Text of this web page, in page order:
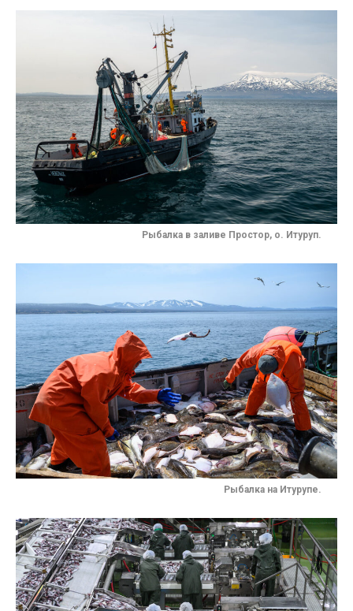
Рыбалка в заливе Простор, о. Итуруп.
Рыбалка на Итурупе.